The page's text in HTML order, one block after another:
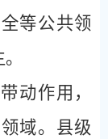
等公共领
动作用，
域。县级